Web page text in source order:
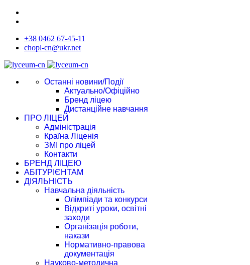
+38 0462 67-45-11
chopl-cn@ukr.net
Останні новини/Події
Актуально/Офіційно
Бренд ліцею
Дистанційне навчання
ПРО ЛІЦЕЙ
Адміністрація
Країна Ліценія
ЗМІ про ліцей
Контакти
БРЕНД ЛІЦЕЮ
АБІТУРІЄНТАМ
ДІЯЛЬНІСТЬ
Навчальна діяльність
Олімпіади та конкурси
Відкриті уроки, освітні
заходи
Організація роботи,
накази
Нормативно-правова
документація
Науково-методична